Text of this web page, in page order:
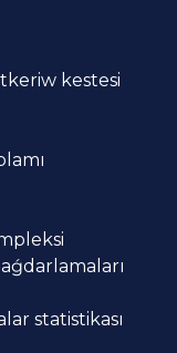
kestesi
statistikası